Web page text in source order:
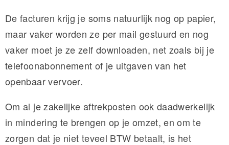
De facturen krijg je soms natuurlijk nog op papier,
maar vaker worden ze per mail gestuurd en nog
vaker moet je ze zelf downloaden, net zoals bij je
telefoonabonnement of je uitgaven van het
openbaar vervoer.
Om al je zakelijke aftrekposten ook daadwerkelijk
in mindering te brengen op je omzet, en om te
zorgen dat je niet teveel BTW betaalt, is het